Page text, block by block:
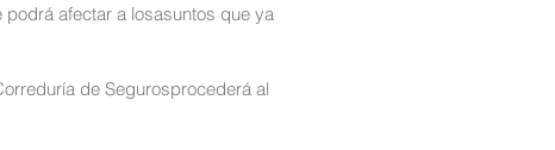
afectar a losasuntos que ya
de Segurosprocederá al